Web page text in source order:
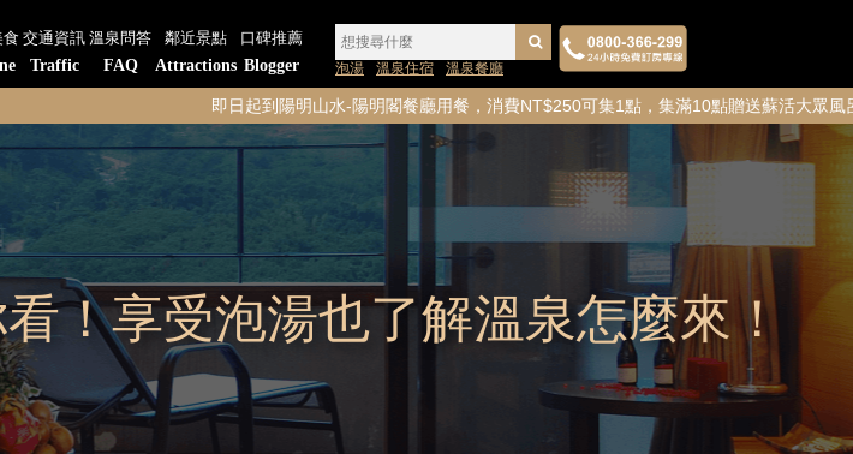
食 交通資訊
Traffic
溫泉問答
FAQ
鄰近景點
Attractions
口碑推薦
Blogger
泡湯 溫泉住宿 溫泉餐廳
即日起到陽明山水-陽明閣餐廳用餐，消費NT$250可集1點，集滿10點贈送蘇活大眾風呂券1張！
！享受泡湯也了解溫泉怎麼來！